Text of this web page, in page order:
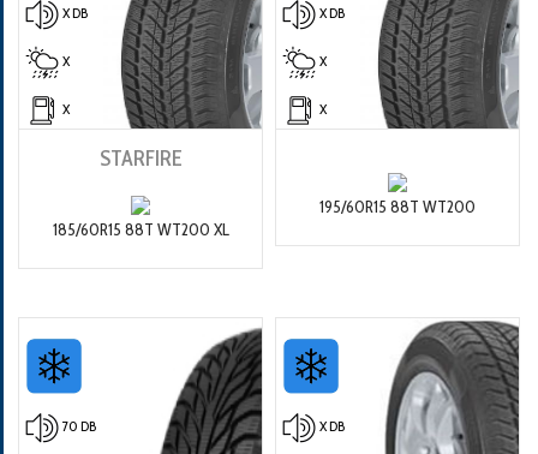
X DB
X
X
STARFIRE
185/60R15 88T WT200 XL
X DB
X
X
195/60R15 88T WT200
70 DB X DB